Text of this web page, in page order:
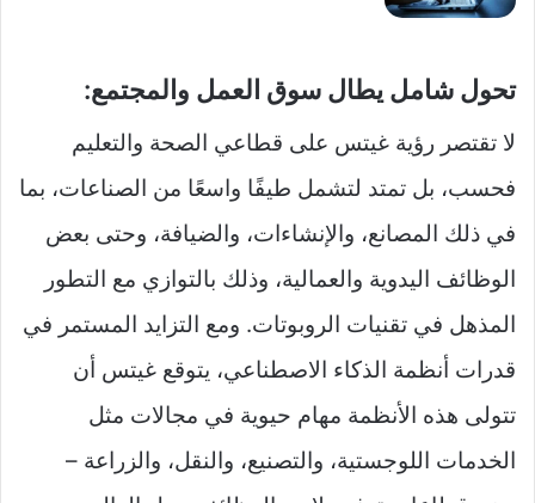
تحول شامل يطال سوق العمل والمجتمع:
لا تقتصر رؤية غيتس على قطاعي الصحة والتعليم
فحسب، بل تمتد لتشمل طيفًا واسعًا من الصناعات، بما
في ذلك المصانع، والإنشاءات، والضيافة، وحتى بعض
الوظائف اليدوية والعمالية، وذلك بالتوازي مع التطور
المذهل في تقنيات الروبوتات. ومع التزايد المستمر في
قدرات أنظمة الذكاء الاصطناعي، يتوقع غيتس أن
تتولى هذه الأنظمة مهام حيوية في مجالات مثل
الخدمات اللوجستية، والتصنيع، والنقل، والزراعة –